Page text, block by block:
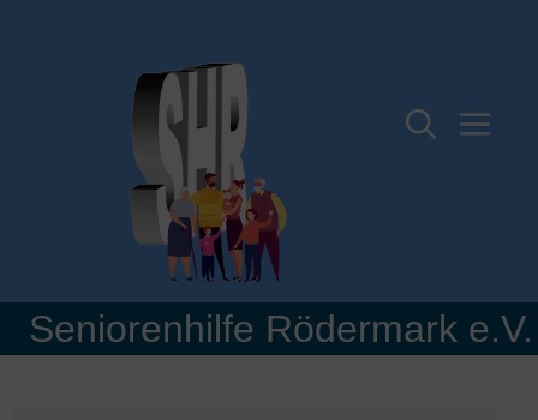
Seniorenhilfe Rödermark e.V.